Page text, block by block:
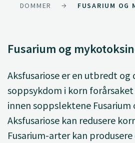
FUSARIUM OG
Fusarium og
Aksfusariose er en utbredt og
soppsykdom i korn
innen soppslektene Fusarium
Aksfusariose kan redusere
Fusarium-arter kan